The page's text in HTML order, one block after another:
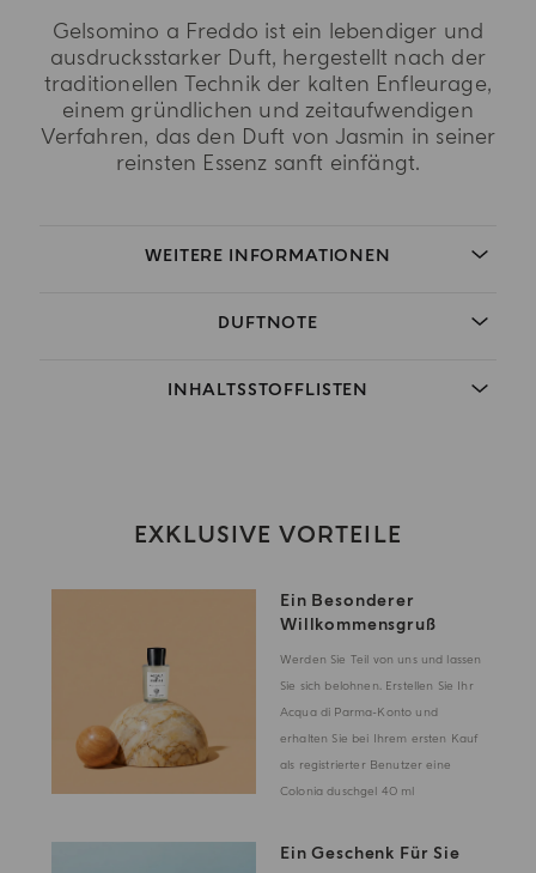
Gelsomino a Freddo ist ein lebendiger und
ausdrucksstarker Duft, hergestellt nach der
traditionellen Technik der kalten Enfleurage,
einem gründlichen und zeitaufwendigen
Verfahren, das den Duft von Jasmin in seiner
reinsten Essenz sanft einfängt.
WEITERE INFORMATIONEN
DUFTNOTE
INHALTSSTOFFLISTEN
EXKLUSIVE VORTEILE
Ein Besonderer
Willkommensgruß
Werden Sie Teil von uns und lassen
Sie sich belohnen. Erstellen Sie Ihr
Acqua di Parma-Konto und
erhalten Sie bei Ihrem ersten Kauf
als registrierter Benutzer eine
Colonia duschgel 40 ml
Ein Geschenk Für Sie